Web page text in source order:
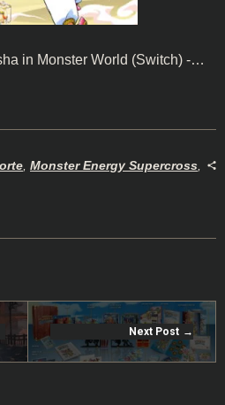
in Monster World (Switch) -…
Monster Energy Supercross
Next Post